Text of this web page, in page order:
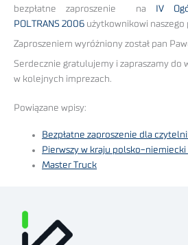
bezpłatne zaproszenie na
IV
POLTRANS 2006 użytkownikowi naszego
Zaproszeniem wyróżniony został pan
Serdecznie gratulujemy i zapraszamy do
w kolejnych imprezach.
Powiązane wpisy:
Bezpłatne zaproszenie dla
Pierwszy w kraju polsko-
Master Truck